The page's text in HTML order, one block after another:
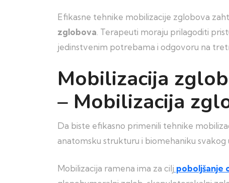
Efikasne tehnike mobilizacije zglobova
zglobova . Terapeuti moraju prilagoditi
jedinstvenim potrebama i odgovoru na
Mobilizacija
– Mobilizacija
Da biste efikasno primenili tehnike
anatomsku strukturu i biomehaniku svakog
Mobilizacija ramena ima za cilj poboljšanje